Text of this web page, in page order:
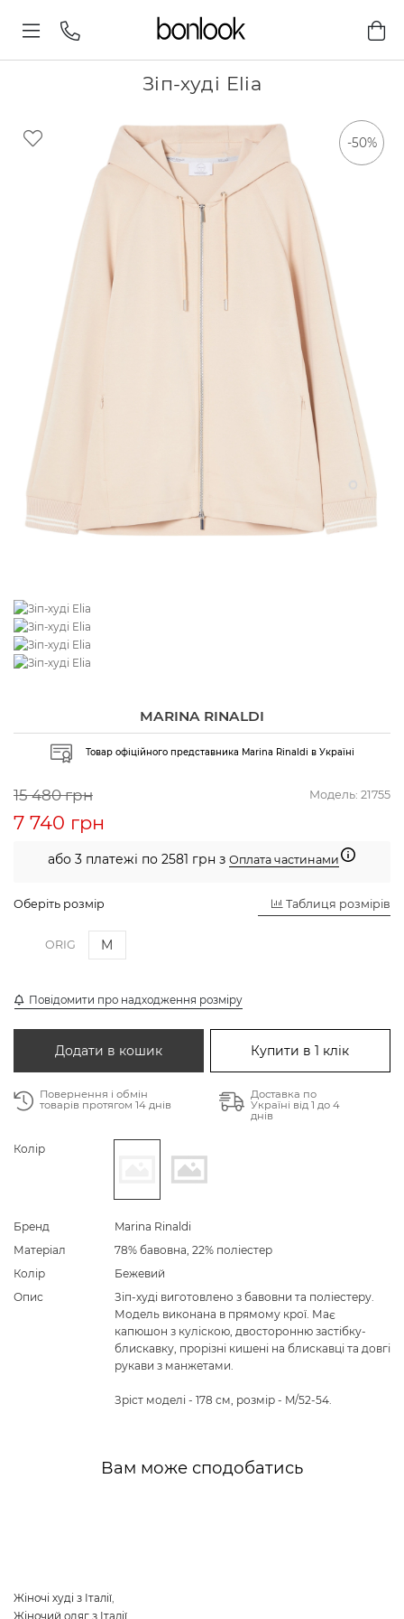
Зіп-худі Elia
-50%
MARINA RINALDI
Товар офіційного представника Marina Rinaldi в Україні
Модель: 21755
15 480 грн
7 740 грн
або 3 платежі по 2581 грн з Оплата частинами
Оберіть розмір Таблиця розмірів
ORIG M
Повідомити про надходження розміру
Додати в кошик Купити в 1 клік
Повернення і обмін
товарів протягом 14 днів
Доставка по
Україні від 1 до 4
днів
Колір
Бренд
Marina Rinaldi
Матеріал
78% бавовна, 22% поліестер
Колір
Бежевий
Опис
Зіп-худі виготовлено з бавовни та поліестеру.
Модель виконана в прямому крої. Має
капюшон з куліскою, двосторонню застібку-
блискавку, прорізні кишені на блискавці та довгі
рукави з манжетами.
Зріст моделі - 178 см, розмір - M/52-54.
Вам може сподобатись
Жіночі худі з Італії,
Жіночий одяг з Італії